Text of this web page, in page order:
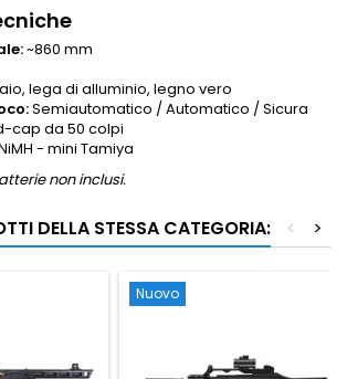
~860 mm
lega di alluminio, legno vero
Semiautomatico / Automatico / Sicura
cap da 50 colpi
- mini Tamiya
non inclusi.
DELLA STESSA CATEGORIA: >
<
Nuovo